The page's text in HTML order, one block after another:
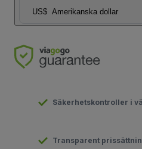
US$ Amerikanska dollar
Säkerhetskontroller i
Transparent